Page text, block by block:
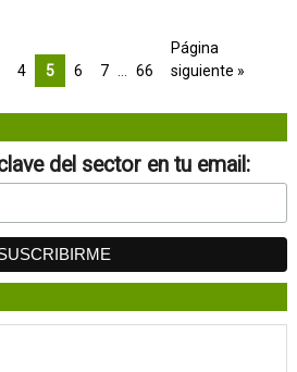
4 5 6 7 66
Página
siguiente »
del sector en tu email: